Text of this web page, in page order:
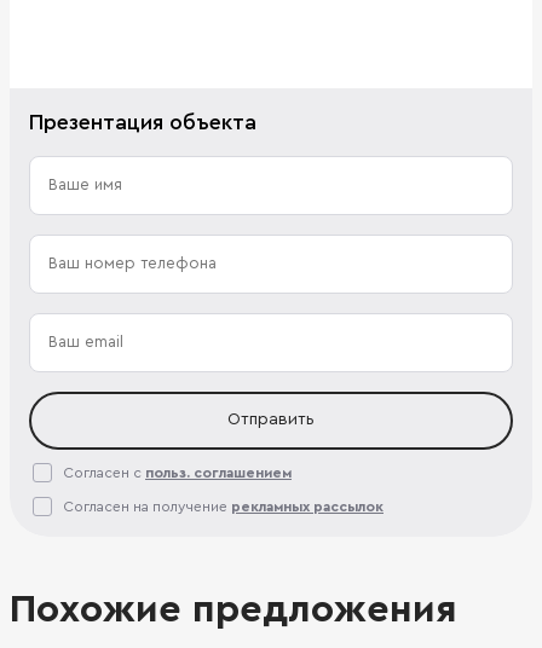
Презентация объекта
Отправить
Согласен с польз. соглашением
Согласен на получение рекламных рассылок
Похожие предложения